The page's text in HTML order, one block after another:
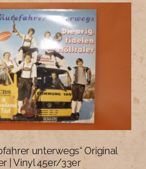
Impressum
zum Shop
unterwegs“ Original
| Vinyl 45er/33er